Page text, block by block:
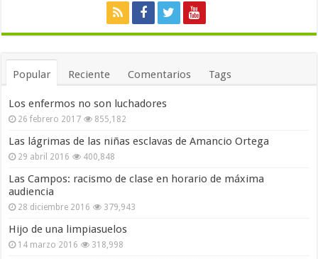
Popular Reciente Comentarios Tags
Los enfermos no son luchadores
26 febrero 2017 855,182
Las lágrimas de las niñas esclavas de Amancio Ortega
29 abril 2016 400,848
Las Campos: racismo de clase en horario de máxima
audiencia
28 diciembre 2016 379,943
Hijo de una limpiasuelos
14 marzo 2016 318,998